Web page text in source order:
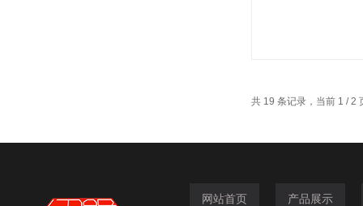
共 19 条记录，当前 1 /
网站首页 产品展示